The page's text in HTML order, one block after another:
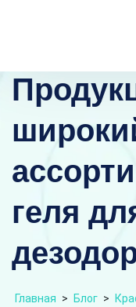
геля
Главная > Блог >